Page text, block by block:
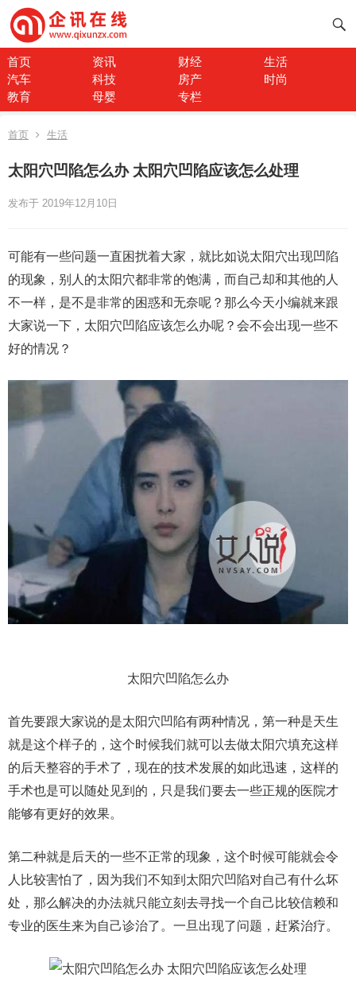
首页 资讯 财经
生活
汽车
科技 房产
时尚
教育
母婴 专栏
首页 生活
太阳穴凹陷怎么办 太阳穴凹陷应该怎么处理
发布于 2019年12月10日
可能有一些问题一直困扰着大家，就比如说太阳穴出现凹陷
的现象，别人的太阳穴都非常的饱满，而自己却和其他的人
不一样，是不是非常的困惑和无奈呢？那么今天小编就来跟
大家说一下，太阳穴凹陷应该怎么办呢？会不会出现一些不
好的情况？
太阳穴凹陷怎么办
首先要跟大家说的是太阳穴凹陷有两种情况，第一种是天生
就是这个样子的，这个时候我们就可以去做太阳穴填充这样
的后天整容的手术了，现在的技术发展的如此迅速，这样的
手术也是可以随处见到的，只是我们要去一些正规的医院才
能够有更好的效果。
第二种就是后天的一些不正常的现象，这个时候可能就会令
人比较害怕了，因为我们不知到太阳穴凹陷对自己有什么坏
处，那么解决的办法就只能立刻去寻找一个自己比较信赖和
专业的医生来为自己诊治了。一旦出现了问题，赶紧治疗。